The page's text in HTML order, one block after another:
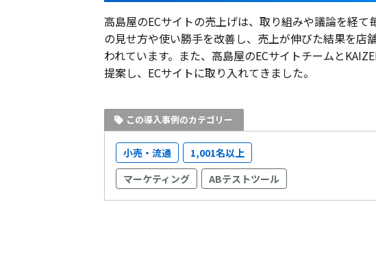
高島屋のECサイトの売上げは、取り組みや議論を経
の見せ方や使い勝手を改善し、売上が伸びた結果を店
われています。また、高島屋のECサイトチームと
提案し、ECサイトに取り入れてきました。
この導入事例のカテゴリー
小売・流通
1,001名以上
マーケティング
ABテストツール